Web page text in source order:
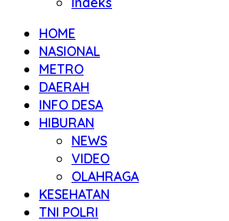
HOME
NASIONAL
METRO
DAERAH
INFO DESA
HIBURAN
NEWS
VIDEO
OLAHRAGA
KESEHATAN
TNI POLRI